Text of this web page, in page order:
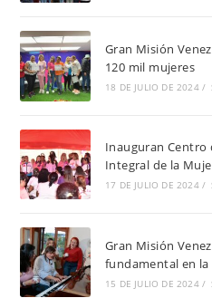
Gran Misión
120 mil mujeres
18 DE JULIO DE 2024 /
Inauguran Centro
Integral de la
17 DE JULIO DE 2024 /
Gran Misión
fundamental en
15 DE JULIO DE 2024 /